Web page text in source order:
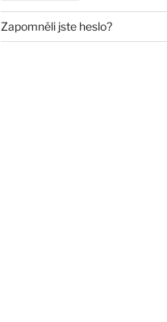
Zapomněli jste heslo?